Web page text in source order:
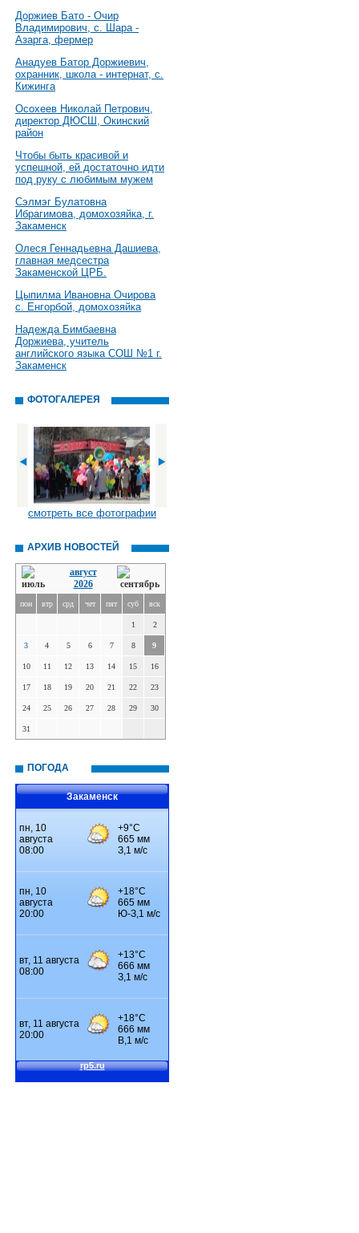
Доржиев Бато - Очир
Владимирович, с. Шара -
Азарга, фермер
Анадуев Батор Доржиевич,
охранник, школа - интернат, с.
Кижинга
Осохеев Николай Петрович,
директор ДЮСШ, Окинский
район
Чтобы быть красивой и
успешной, ей достаточно идти
под руку с любимым мужем
Сэлмэг Булатовна
Ибрагимова, домохозяйка, г.
Закаменск
Олеся Геннадьевна Дашиева,
главная медсестра
Закаменской ЦРБ.
Цыпилма Ивановна Очирова
с. Енгорбой, домохозяйка
Надежда Бимбаевна
Доржиева, учитель
английского языка СОШ №1 г.
Закаменск
ФОТОГАЛЕРЕЯ
смотреть все фотографии
АРХИВ НОВОСТЕЙ
август
2026
пон втр срд чет пят суб вск
1 2
3 4 5 6 7 8 9
10 11 12 13 14 15 16
17 18 19 20 21 22 23
24 25 26 27 28 29 30
31
ПОГОДА
Закаменск